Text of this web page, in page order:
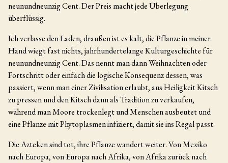
neunundneunzig Cent. Der Preis macht jede Überlegung
überflüssig.
Ich verlasse den Laden, draußen ist es kalt, die Pflanze in meiner
Hand wiegt fast nichts, jahrhundertelange Kulturgeschichte für
neunundneunzig Cent. Das nennt man dann Weihnachten oder
Fortschritt oder einfach die logische Konsequenz dessen, was
passiert, wenn man einer Zivilisation erlaubt, aus Heiligkeit Kitsch
zu pressen und den Kitsch dann als Tradition zu verkaufen,
während man Moore trockenlegt und Menschen ausbeutet und
eine Pflanze mit Phytoplasmen infiziert, damit sie ins Regal passt.
Die Azteken sind tot, ihre Pflanze wandert weiter. Von Mexiko
nach Europa, von Europa nach Afrika, von Afrika zurück nach